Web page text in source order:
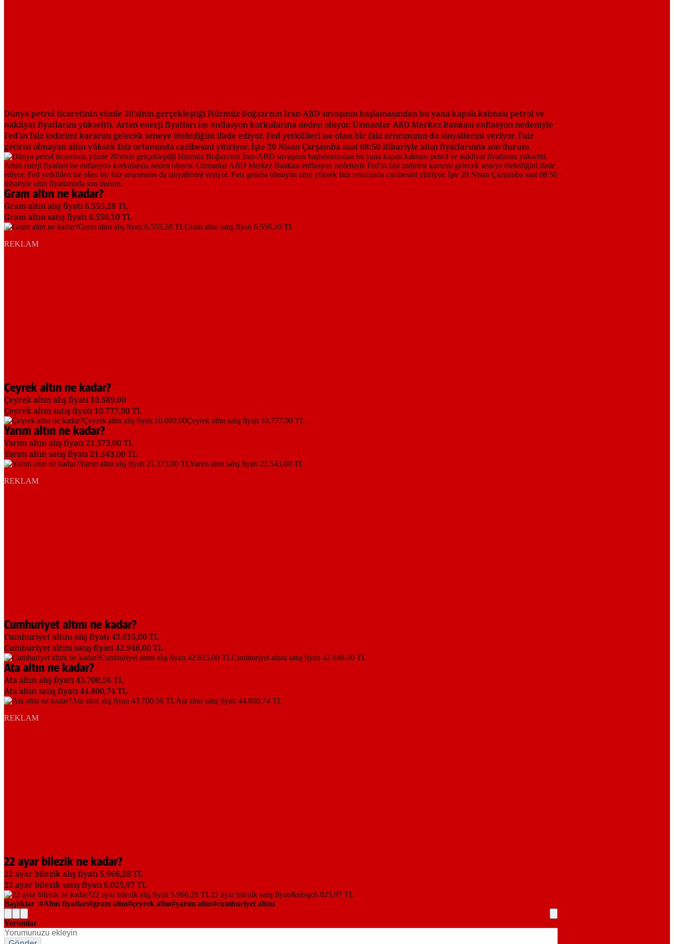
Dünya petrol ticaretinin yüzde 20'sinin gerçekleştiği Hürmüz Boğazı'nın İran-ABD savaşının başlamasından bu yana kapalı kalması petrol ve
nakliyat fiyatlarını yükseltti. Artan enerji fiyatları ise enflasyon korkularına neden oluyor. Uzmanlar ABD Merkez Bankası enflasyon nedeniyle
Fed'in faiz indirimi kararını gelecek seneye ötelediğini ifade ediyor. Fed yetkilileri ise olası bir faiz artırımının da sinyallerini veriyor. Faiz
getirisi olmayan altın yüksek faiz ortamında cazibesini yitiriyor. İşte 20 Nisan Çarşamba saat 08:50 itibariyle altın fiyatlarında son durum.
Gram altın ne kadar?
Gram altın alış fiyatı 6.555,28 TL
Gram altın satış fiyatı 6.556,10 TL
REKLAM
Çeyrek altın ne kadar?
Çeyrek altın alış fiyatı 10.689,00
Çeyrek altın satış fiyatı 10.777,00 TL
Yarım altın ne kadar?
Yarım altın alış fiyatı 21.373,00 TL
Yarım altın satış fiyatı 21.543,00 TL
REKLAM
Cumhuriyet altını ne kadar?
Cumhuriyet altını alış fiyatı 42.615,00 TL
Cumhuriyet altını satış fiyatı 42.948,00 TL
Ata altın ne kadar?
Ata altın alış fiyatı 43.700,56 TL
Ata altın satış fiyatı 44.800,74 TL
REKLAM
22 ayar bilezik ne kadar?
22 ayar bilezik alış fiyatı 5.966,28 TL
22 ayar bilezik satış fiyatı 6.025,97 TL
Başlıklar : Altın fiyatları gram altın çeyrek altın yarım altın cumhuriyet altını
Yorumlar